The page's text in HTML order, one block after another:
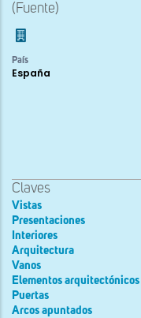
(Fuente)
País
España
Claves
Vistas
Presentaciones
Interiores
Arquitectura
Vanos
Elementos arquitectónicos
Puertas
Arcos apuntados